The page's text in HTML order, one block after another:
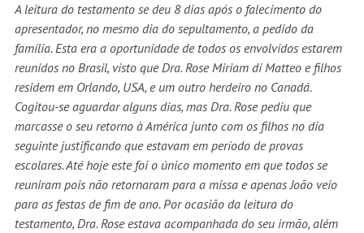
A leitura do testamento se deu 8 dias após o falecimento do
apresentador, no mesmo dia do sepultamento, a pedido da
família. Esta era a oportunidade de todos os envolvidos estarem
reunidos no Brasil, visto que Dra. Rose Miriam di Matteo e filhos
residem em Orlando, USA, e um outro herdeiro no Canadá.
Cogitou-se aguardar alguns dias, mas Dra. Rose pediu que
marcasse o seu retorno à América junto com os filhos no dia
seguinte justificando que estavam em período de provas
escolares. Até hoje este foi o único momento em que todos se
reuniram pois não retornaram para a missa e apenas João veio
para as festas de fim de ano. Por ocasião da leitura do
testamento, Dra. Rose estava acompanhada do seu irmão, além